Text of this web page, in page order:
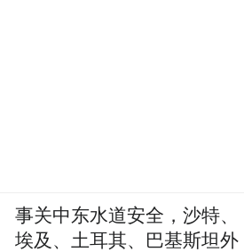
事关中东水道安全，沙特、
埃及、土耳其、巴基斯坦外